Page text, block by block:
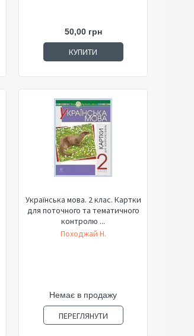
50,00 грн
КУПИТИ
Українська мова. 2 клас. Картки
для поточного та тематичного
контролю ...
Походжай Н.
Немає в продажу
ПЕРЕГЛЯНУТИ